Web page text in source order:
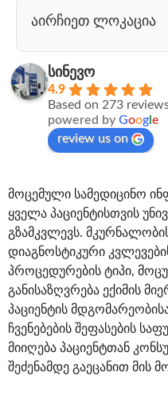
აირჩიეთ ლოკაცია
სინევო
4.9
Based on 273
powered by Goog e
review us on
მოცემული სამედიცინო
ყველა პაციენტისთვის
გზამკვლევს.
დიაგნოსტიკური
პროცედურების ტიპი,
განისაზღვრება ექიმის
პაციენტის
ჩვენებების შეფასების
მიიღება პაციენტთან
შეძენამდე გაეცანით მის